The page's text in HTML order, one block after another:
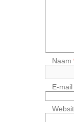
Naam
E-